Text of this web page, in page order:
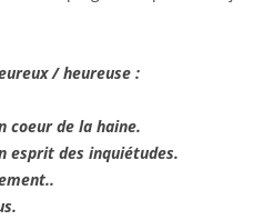
/ heureuse :
coeur de la haine.
esprit des inquiétudes.